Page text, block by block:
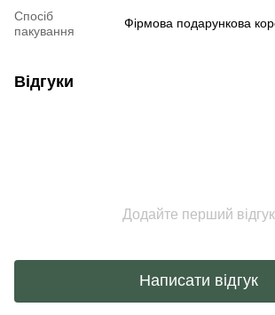
Спосіб
пакування
Фірмова подарункова
Відгуки
Додайте перший відгук
Написати відгук